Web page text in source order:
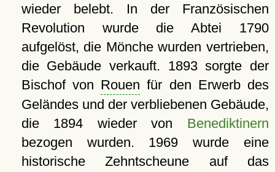
wieder belebt. In der Französischen
Revolution wurde die Abtei 1790
aufgelöst, die Mönche wurden vertrieben,
die Gebäude verkauft. 1893 sorgte der
Bischof von Rouen für den Erwerb des
Geländes und der verbliebenen Gebäude,
die 1894 wieder von Benediktinern
bezogen wurden. 1969 wurde eine
historische Zehntscheune auf das